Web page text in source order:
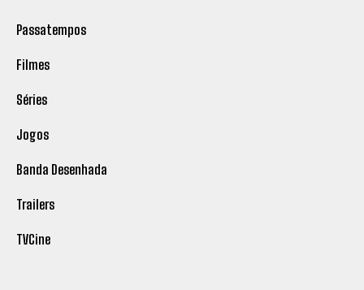
Passatempos
Filmes
Séries
Jogos
Banda Desenhada
Trailers
TVCine